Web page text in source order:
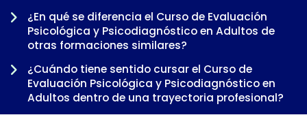
¿En qué se diferencia el Curso de Evaluación
Psicológica y Psicodiagnóstico en Adultos de
otras formaciones similares?
¿Cuándo tiene sentido cursar el Curso de
Evaluación Psicológica y Psicodiagnóstico en
Adultos dentro de una trayectoria profesional?